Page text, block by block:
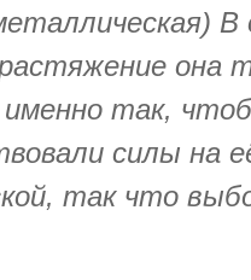
она
так,
силы на
так что